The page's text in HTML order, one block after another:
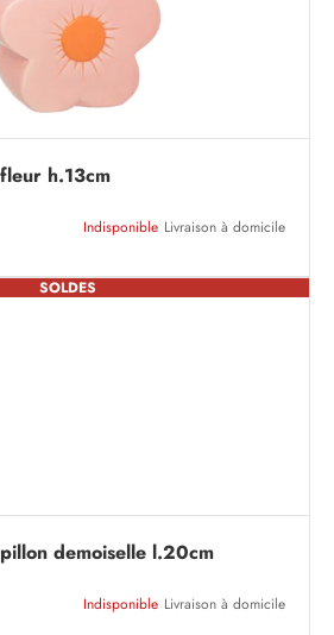
h.13cm
Indisponible Livraison à domicile
SOLDES
demoiselle l.20cm
Indisponible Livraison à domicile